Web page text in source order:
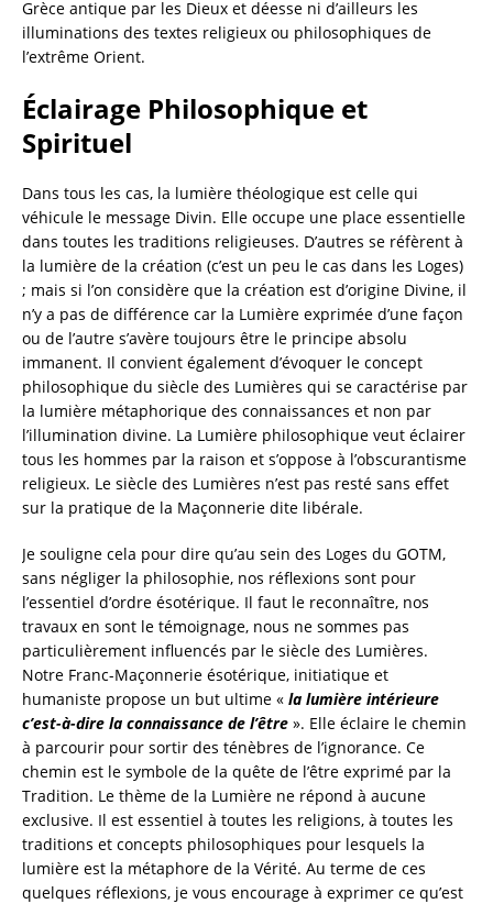
Grèce antique par les Dieux et déesse ni d’ailleurs les
illuminations des textes religieux ou philosophiques de
l’extrême Orient.
Éclairage Philosophique et
Spirituel
Dans tous les cas, la lumière théologique est celle qui
véhicule le message Divin. Elle occupe une place essentielle
dans toutes les traditions religieuses. D’autres se réfèrent à
la lumière de la création (c’est un peu le cas dans les Loges)
; mais si l’on considère que la création est d’origine Divine, il
n’y a pas de différence car la Lumière exprimée d’une façon
ou de l’autre s’avère toujours être le principe absolu
immanent. Il convient également d’évoquer le concept
philosophique du siècle des Lumières qui se caractérise par
la lumière métaphorique des connaissances et non par
l’illumination divine. La Lumière philosophique veut éclairer
tous les hommes par la raison et s’oppose à l’obscurantisme
religieux. Le siècle des Lumières n’est pas resté sans effet
sur la pratique de la Maçonnerie dite libérale.
Je souligne cela pour dire qu’au sein des Loges du GOTM,
sans négliger la philosophie, nos réflexions sont pour
l’essentiel d’ordre ésotérique. Il faut le reconnaître, nos
travaux en sont le témoignage, nous ne sommes pas
particulièrement influencés par le siècle des Lumières.
Notre Franc-Maçonnerie ésotérique, initiatique et
humaniste propose un but ultime « la lumière intérieure
c’est-à-dire la connaissance de l’être ». Elle éclaire le chemin
à parcourir pour sortir des ténèbres de l’ignorance. Ce
chemin est le symbole de la quête de l’être exprimé par la
Tradition. Le thème de la Lumière ne répond à aucune
exclusive. Il est essentiel à toutes les religions, à toutes les
traditions et concepts philosophiques pour lesquels la
lumière est la métaphore de la Vérité. Au terme de ces
quelques réflexions, je vous encourage à exprimer ce qu’est